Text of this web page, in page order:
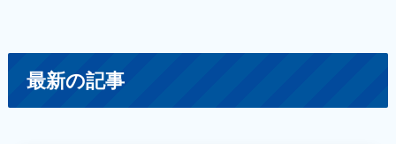
最新の記事